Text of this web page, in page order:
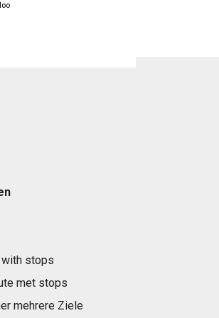
stops
met stops
mehrere Ziele